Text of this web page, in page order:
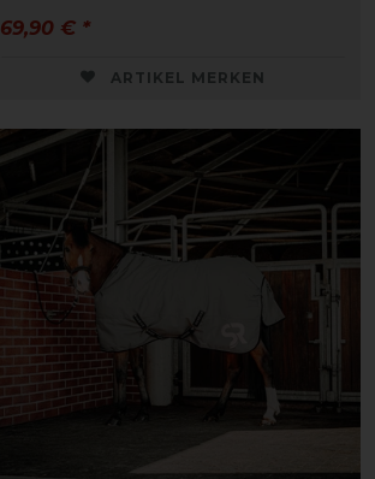
69,90 € *
ARTIKEL MERKEN